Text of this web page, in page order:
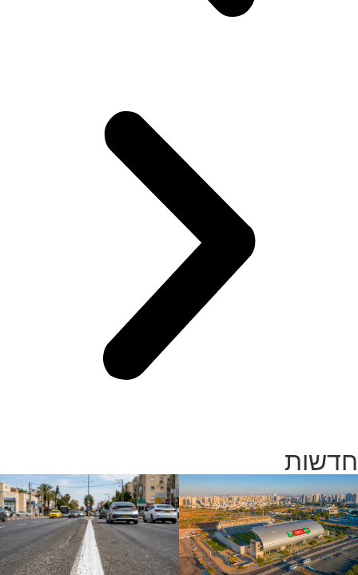
חדשות